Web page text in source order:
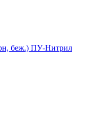
беж.) ПУ-Нитрил